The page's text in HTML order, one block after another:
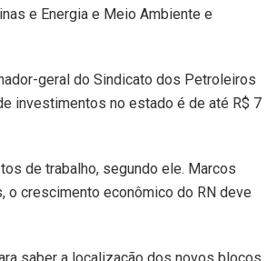
e Energia e Meio Ambiente e
geral do Sindicato dos Petroleiros
investimentos no estado é de até R$ 7
de trabalho, segundo ele. Marcos
o crescimento econômico do RN deve